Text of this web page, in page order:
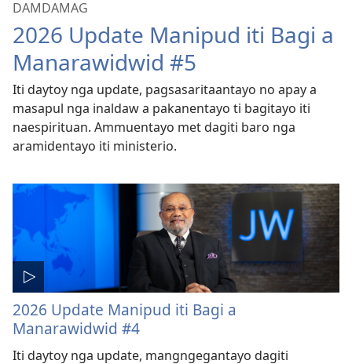
DAMDAMAG
2026 Update Manipud iti Bagi a
Manarawidwid #5
Iti daytoy nga update, pagsasaritaantayo no apay a
masapul nga inaldaw a pakanentayo ti bagitayo iti
naespirituan. Ammuentayo met dagiti baro nga
aramidentayo iti ministerio.
2026 Update Manipud iti Bagi a
Manarawidwid #4
Iti daytoy nga update, mangngegantayo dagiti